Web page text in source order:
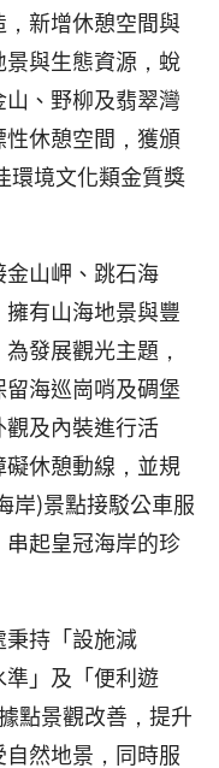
新增休憩空間與
與生態資源，蛻
、野柳及翡翠灣
休憩空間，獲頒
環境文化類金質獎
山岬、跳石海
有山海地景與豐
發展觀光主題，
海巡崗哨及碉堡
及內裝進行活
休憩動線，並規
岸)景點接駁公車服
起皇冠海岸的珍
持「設施減
」及「便利遊
點景觀改善，提升
然地景，同時服